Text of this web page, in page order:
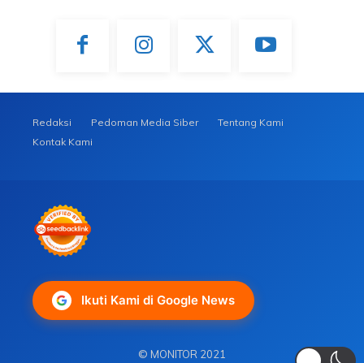
Redaksi Pedoman Media Siber
Tentang Kami
Kontak Kami
Ikuti Kami di Google News
© MONITOR 2021